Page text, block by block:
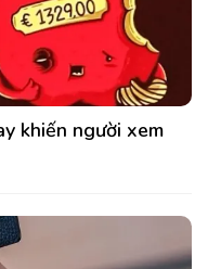
khiến người xem